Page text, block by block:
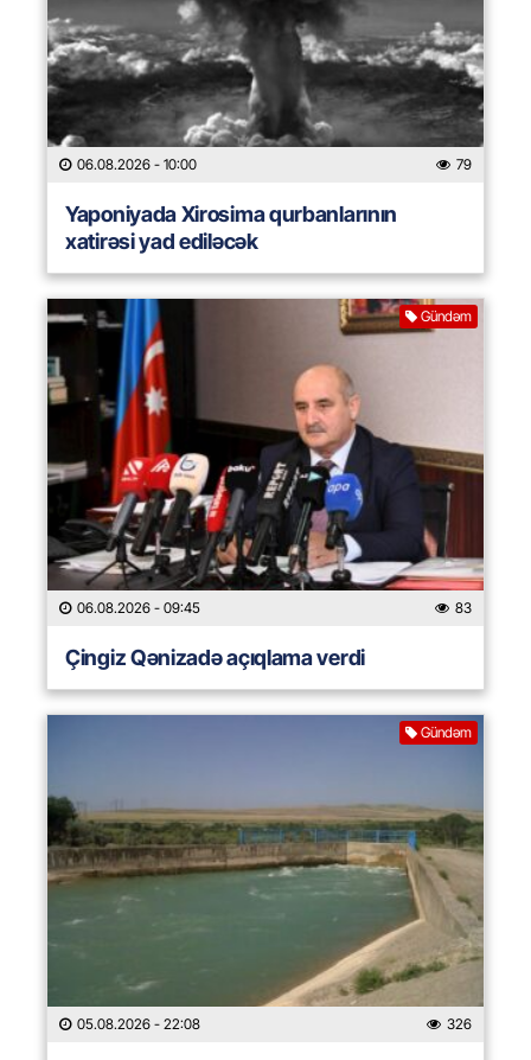
06.08.2026 - 10:00 79
Yaponiyada Xirosima qurbanlarının
xatirəsi yad ediləcək
Gündəm
06.08.2026 - 09:45 83
Çingiz Qənizadə açıqlama verdi
Gündəm
05.08.2026 - 22:08 326